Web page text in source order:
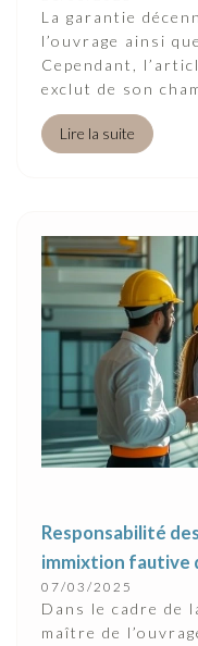
La garantie
l’ouvrage ainsi
Cependant,
exclut de son
Lire la suite
Responsabilité
immixtion fautive
07/03/2025
Dans le cadre de
maître de